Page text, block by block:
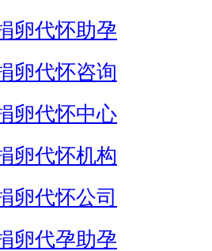
卵代怀助孕
卵代怀咨询
卵代怀中心
卵代怀机构
卵代怀公司
卵代孕助孕